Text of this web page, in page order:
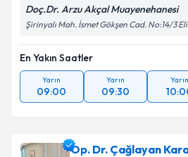
Doç.Dr. Arzu Akçal Muayenehanesi
Şirinyalı Mah. İsmet Gökşen Cad. No:14/3
En Yakın Saatler
Yarın
09:00
Yarın
09:30
Yarın
Op. Dr. Çağlayan